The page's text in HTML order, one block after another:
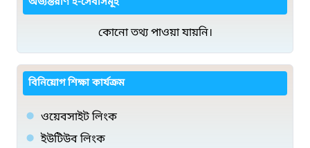
কোনো তথ্য পাওয়া যায়নি।
বিনিয়োগ শিক্ষা কার্যক্রম
ওয়েবসাইট লিংক
ইউটিউব লিংক